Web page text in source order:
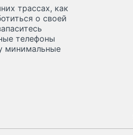
трассах, как
о своей
телефоны
минимальные